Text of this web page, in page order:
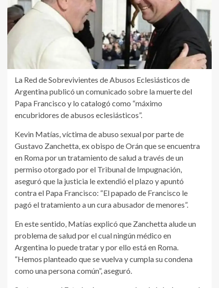
La Red de Sobrevivientes de Abusos Eclesiásticos de
Argentina publicó un comunicado sobre la muerte del
Papa Francisco y lo catalogó como “máximo
encubridores de abusos eclesiásticos”.
Kevin Matías, víctima de abuso sexual por parte de
Gustavo Zanchetta, ex obispo de Orán que se encuentra
en Roma por un tratamiento de salud a través de un
permiso otorgado por el Tribunal de Impugnación,
aseguró que la justicia le extendió el plazo y apuntó
contra el Papa Francisco: “El papado de Francisco le
pagó el tratamiento a un cura abusador de menores”.
En este sentido, Matías explicó que Zanchetta alude un
problema de salud por el cual ningún médico en
Argentina lo puede tratar y por ello está en Roma.
“Hemos planteado que se vuelva y cumpla su condena
como una persona común”, aseguró.